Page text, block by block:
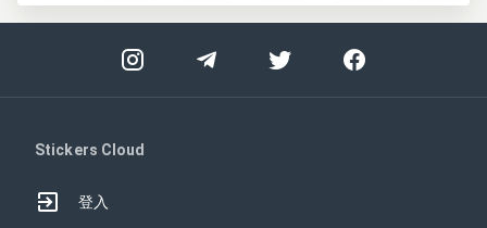
Stickers Cloud
登入